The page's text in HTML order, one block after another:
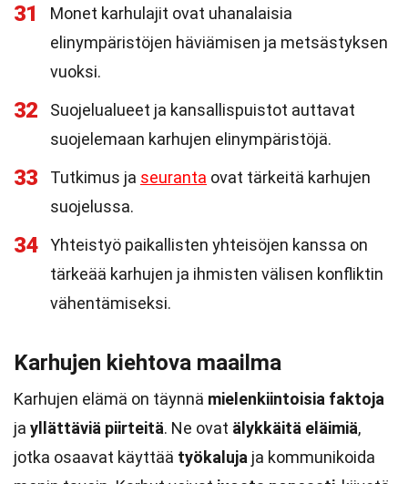
31
Monet karhulajit ovat uhanalaisia
elinympäristöjen häviämisen ja metsästyksen
vuoksi.
32
Suojelualueet ja kansallispuistot auttavat
suojelemaan karhujen elinympäristöjä.
33 Tutkimus ja seuranta ovat tärkeitä karhujen
suojelussa.
34
Yhteistyö paikallisten yhteisöjen kanssa on
tärkeää karhujen ja ihmisten välisen konfliktin
vähentämiseksi.
Karhujen kiehtova maailma
Karhujen elämä on täynnä mielenkiintoisia faktoja
ja yllättäviä piirteitä. Ne ovat älykkäitä eläimiä,
jotka osaavat käyttää työkaluja ja kommunikoida